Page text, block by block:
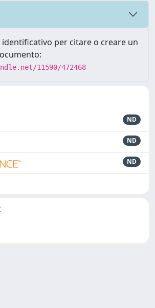
per citare o creare un
11590/472468
ND
ND
ND